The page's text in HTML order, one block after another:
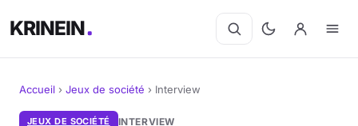
KRINEIN
Cinéma
Accueil › Jeux de société › Interview
JEUX DE SOCIÉTÉ INTERVIEW